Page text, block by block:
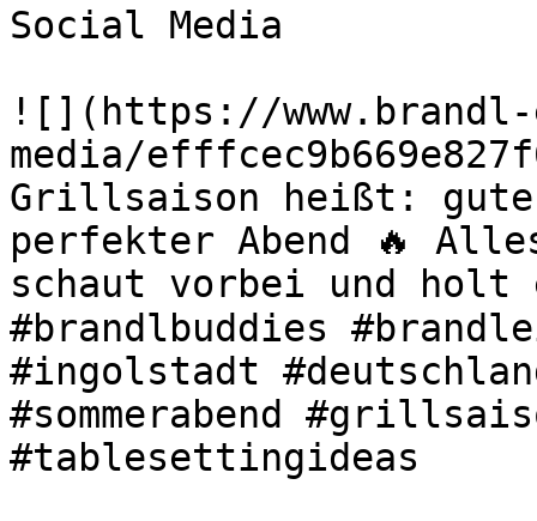
Social Media
![](https://
media/
Grillsaison heißt:
perfekter Abend 🔥
schaut vorbei und holt
#brandlbuddies
#ingolstadt
#sommerabend
#tablesettingideas